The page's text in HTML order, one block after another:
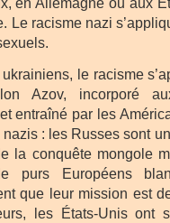
Le racisme nazi
le racisme
Azov, incorporé
entraîné par les
: les Russes sont
la conquête mongole
purs Européens
que leur mission est
les États-Unis ont